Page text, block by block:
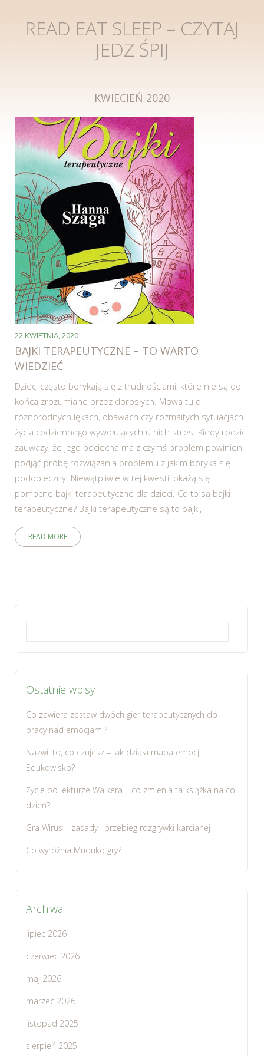
READ EAT SLEEP – CZYTAJ
JEDZ ŚPIJ
KWIECIEŃ 2020
22 KWIETNIA, 2020
BAJKI TERAPEUTYCZNE – TO WARTO
WIEDZIEĆ
Dzieci często borykają się z trudnościami, które nie są do
końca zrozumiane przez dorosłych. Mowa tu o
różnorodnych lękach, obawach czy rozmaitych sytuacjach
życia codziennego wywołujących u nich stres. Kiedy rodzic
zauważy, że jego pociecha ma z czymś problem powinien
podjąć próbę rozwiązania problemu z jakim boryka się
podopieczny. Niewątpliwie w tej kwestii okażą się
pomocne bajki terapeutyczne dla dzieci. Co to są bajki
terapeutyczne? Bajki terapeutyczne są to bajki,
READ MORE
Ostatnie wpisy
Co zawiera zestaw dwóch gier terapeutycznych do
pracy nad emocjami?
Nazwij to, co czujesz – jak działa mapa emocji
Edukowisko?
Życie po lekturze Walkera – co zmienia ta książka na co
dzień?
Gra Wirus – zasady i przebieg rozgrywki karcianej
Co wyróżnia Muduko gry?
Archiwa
lipiec 2026
czerwiec 2026
maj 2026
marzec 2026
listopad 2025
sierpień 2025